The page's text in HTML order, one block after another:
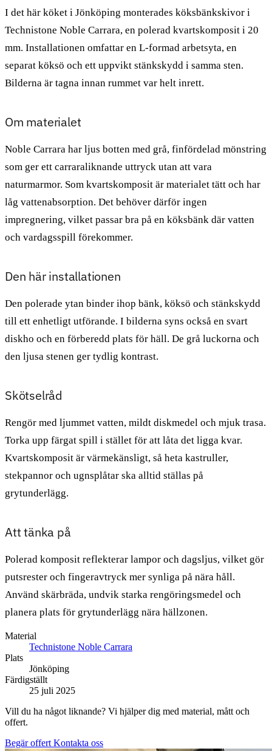
I det här köket i Jönköping monterades köksbänkskivor i
Technistone Noble Carrara, en polerad kvartskomposit i 20
mm. Installationen omfattar en L-formad arbetsyta, en
separat köksö och ett uppvikt stänkskydd i samma sten.
Bilderna är tagna innan rummet var helt inrett.
Om materialet
Noble Carrara har ljus botten med grå, finfördelad mönstring
som ger ett carraraliknande uttryck utan att vara
naturmarmor. Som kvartskomposit är materialet tätt och har
låg vattenabsorption. Det behöver därför ingen
impregnering, vilket passar bra på en köksbänk där vatten
och vardagsspill förekommer.
Den här installationen
Den polerade ytan binder ihop bänk, köksö och stänkskydd
till ett enhetligt utförande. I bilderna syns också en svart
diskho och en förberedd plats för häll. De grå luckorna och
den ljusa stenen ger tydlig kontrast.
Skötselråd
Rengör med ljummet vatten, mildt diskmedel och mjuk trasa.
Torka upp färgat spill i stället för att låta det ligga kvar.
Kvartskomposit är värmekänsligt, så heta kastruller,
stekpannor och ugnsplåtar ska alltid ställas på
grytunderlägg.
Att tänka på
Polerad komposit reflekterar lampor och dagsljus, vilket gör
putsrester och fingeravtryck mer synliga på nära håll.
Använd skärbräda, undvik starka rengöringsmedel och
planera plats för grytunderlägg nära hällzonen.
Material
Technistone Noble Carrara
Plats
Jönköping
Färdigställt
25 juli 2025
Vill du ha något liknande? Vi hjälper dig med material, mått och
offert.
Begär offert Kontakta oss